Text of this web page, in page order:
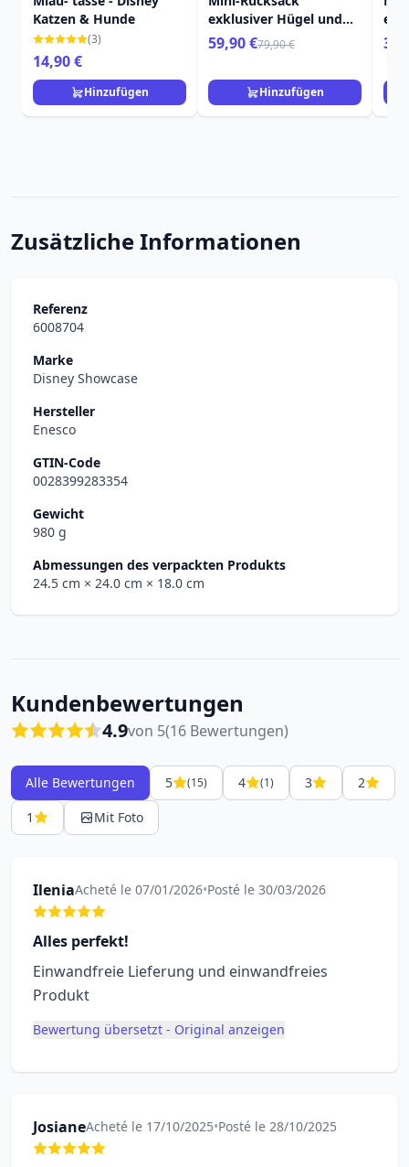
Katzen & Hunde
(3)
14,90 €
Hinzufügen
exklusiver Hügel und
Himmel - DISNEY
LOUNGEFLY Oben
59,90 €79,90 €
Hinzufügen
Zusätzliche Informationen
Referenz
6008704
Marke
Disney Showcase
Hersteller
Enesco
GTIN-Code
0028399283354
Gewicht
980 g
Abmessungen des verpackten Produkts
24.5 cm × 24.0 cm × 18.0 cm
Kundenbewertungen
4.9von 5(16 Bewertungen)
Alle Bewertungen 5 (15) 4 (1) 3
2
1
Mit Foto
IleniaAcheté le 07/01/2026•Posté le 30/03/2026
Alles perfekt!
Einwandfreie Lieferung und einwandfreies
Produkt
Bewertung übersetzt - Original anzeigen
JosianeAcheté le 17/10/2025•Posté le 28/10/2025